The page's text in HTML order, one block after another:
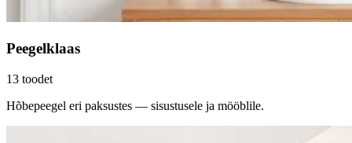
Peegelklaas
13 toodet
Hõbepeegel eri paksustes — sisustusele ja mööblile.